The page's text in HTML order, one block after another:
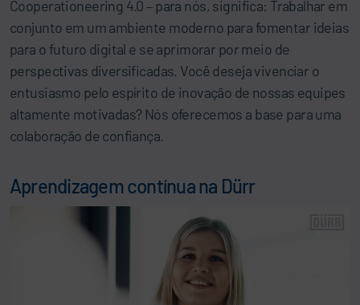
Cooperationeering 4.0–para nós, significa: Trabalhar em
conjunto em um ambiente moderno para fomentar ideias
para o futuro digital e se aprimorar por meio de
perspectivas diversificadas. Você deseja vivenciar o
entusiasmo pelo espírito de inovação de nossas equipes
altamente motivadas? Nós oferecemos a base para uma
colaboração de confiança.
Aprendizagem contínua na Dürr